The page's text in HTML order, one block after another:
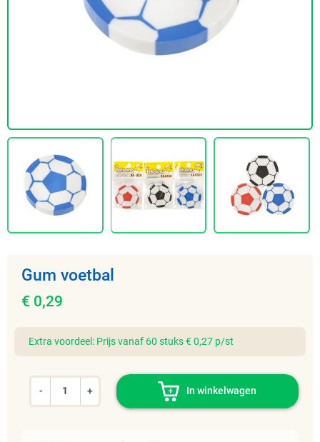
Gum voetbal
€ 0,29
Extra voordeel: Prijs vanaf 60 stuks € 0,27 p/st
- + In winkelwagen